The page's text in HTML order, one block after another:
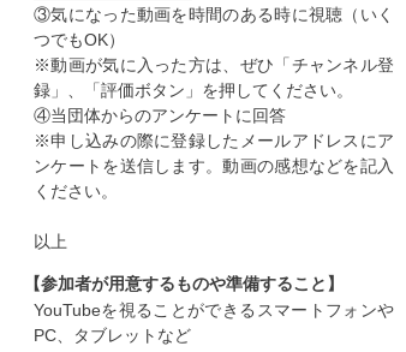
③気になった動画を時間のある時に視聴（いく
つでもOK）
※動画が気に入った方は、ぜひ「チャンネル登
録」、「評価ボタン」を押してください。
④当団体からのアンケートに回答
※申し込みの際に登録したメールアドレスにア
ンケートを送信します。動画の感想などを記入
ください。
以上
【参加者が用意するものや準備すること】
YouTubeを視ることができるスマートフォンや
PC、タブレットなど